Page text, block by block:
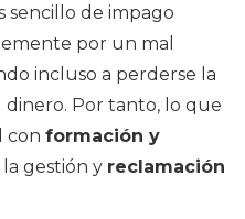
sencillo de impago
por un mal
incluso a perderse la
Por tanto, lo que
con formación y
gestión y reclamación